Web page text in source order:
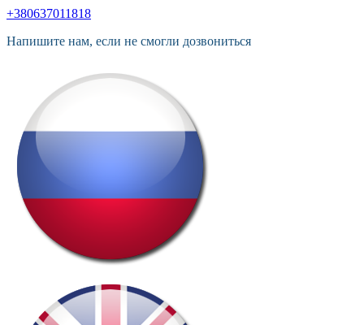
+380637011818
Напишите нам, если не смогли дозвониться